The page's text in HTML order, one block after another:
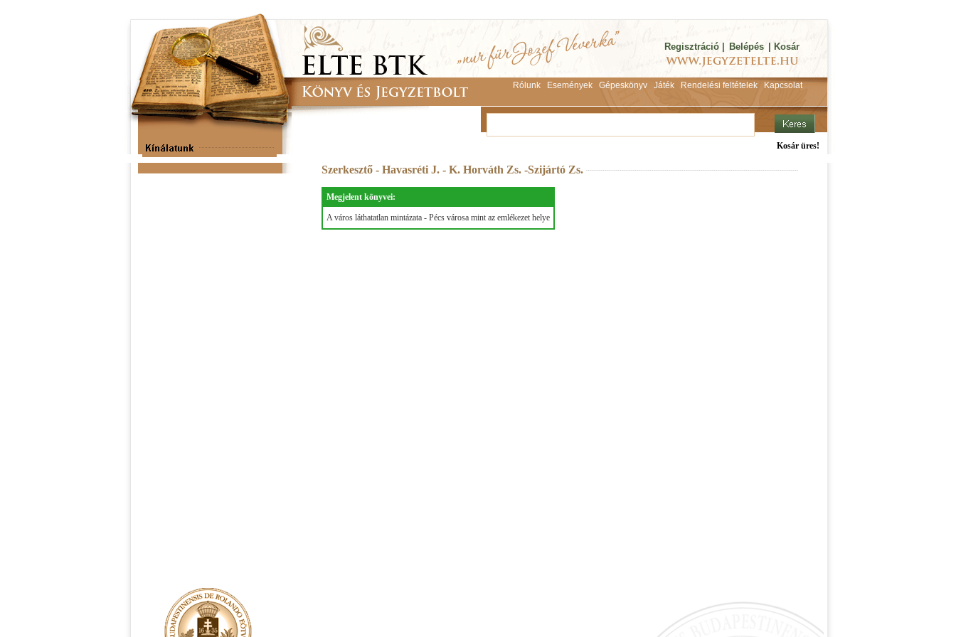
Regisztráció Belépés Kosár
Rólunk Események Gépeskönyv Játék Rendelési feltételek Kapcsolat
Kosár üres!
Szerkesztő - Havasréti J. - K. Horváth Zs. -Szijártó Zs.
Megjelent könyvei:
A város láthatatlan mintázata - Pécs városa mint az emlékezet helye